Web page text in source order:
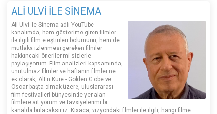
ALİ ULVİ İLE SİNEMA
Ali Ulvi ile Sinema adlı YouTube
kanalımda, hem gösterime giren filmler
ile ilgili film eleştirileri bölümünü, hem de
mutlaka izlenmesi gereken filmler
hakkındaki önerilerimi sizlerle
paylaşıyorum. Film analizleri kapsamında,
unutulmaz filmler ve haftanın filmlerine
ek olarak, Altın Küre - Golden Globe ve
Oscar başta olmak üzere, uluslararası
film festivalleri bünyesinde yer alan
filmlere ait yorum ve tavsiyelerimi bu
kanalda bulacaksınız. Kısaca, vizyondaki filmler ile ilgili, hangi filme